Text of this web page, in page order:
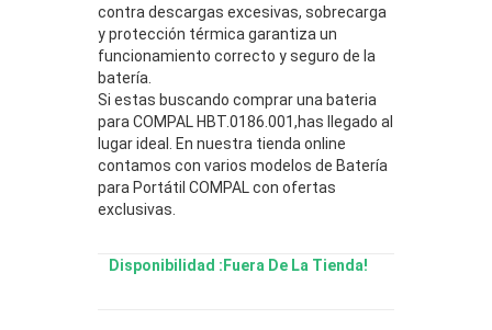
contra descargas excesivas, sobrecarga
y protección térmica garantiza un
funcionamiento correcto y seguro de la
batería.
Si estas buscando comprar una bateria
para COMPAL HBT.0186.001,has llegado al
lugar ideal. En nuestra tienda online
contamos con varios modelos de Batería
para Portátil COMPAL con ofertas
exclusivas.
Disponibilidad :Fuera De La Tienda!